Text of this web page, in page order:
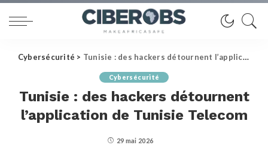
Cybersécurité > Tunisie : des hackers détournent l’application de Tunisie Telecom
Cybersécurité
Tunisie : des hackers détournent
l’application de Tunisie Telecom
29 mai 2026